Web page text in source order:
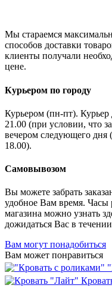
Мы стараемся
способов доставки
клиенты получали
цене.
Курьером по городу
Курьером (пн-пт). Курьер
21.00 (при условии, что
вечером следующего дня
18.00).
Самовывозом
Вы можете забрать
удобное Вам время. Часы
магазина можно узнать
дожидаться Вас в
Вам могут понадобиться
Вам может понравиться